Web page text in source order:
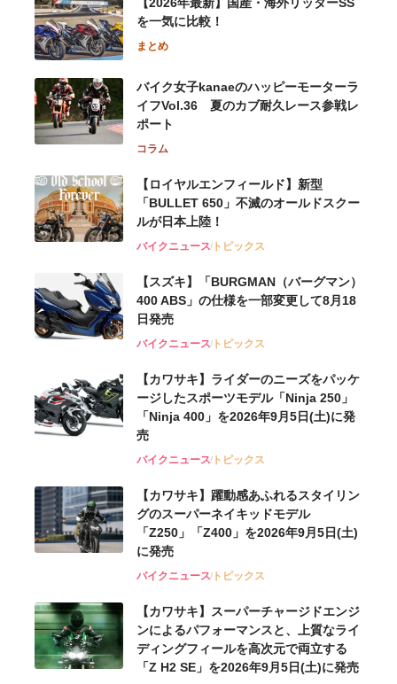
【2026年最新】国産・海外リッターSS
を一気に比較！
まとめ
バイク女子kanaeのハッピーモーターラ
イフVol.36 夏のカブ耐久レース参戦レ
ポート
コラム
【ロイヤルエンフィールド】新型
「BULLET 650」不滅のオールドスクー
ルが⽇本上陸！
バイクニューストピックス
【スズキ】「BURGMAN（バーグマン）
400 ABS」の仕様を一部変更して8月18
日発売
バイクニューストピックス
【カワサキ】ライダーのニーズをパッケ
ージしたスポーツモデル「Ninja 250」
「Ninja 400」を2026年9月5日(土)に発
売
バイクニューストピックス
【カワサキ】躍動感あふれるスタイリン
グのスーパーネイキッドモデル
「Z250」「Z400」を2026年9月5日(土)
に発売
バイクニューストピックス
【カワサキ】スーパーチャージドエンジ
ンによるパフォーマンスと、上質なライ
ディングフィールを高次元で両立する
「Z H2 SE」を2026年9月5日(土)に発売